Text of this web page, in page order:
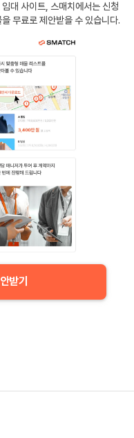
대 사이트, 스매치에서는 신청
무료로 제안받을 수 있습니다.
받기